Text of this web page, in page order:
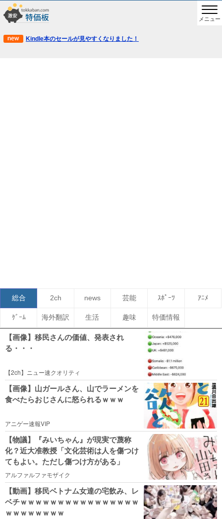
メニュー
Kindle本のセールが見やすくなりました！
総合 2ch news 芸能 ｽﾎﾟｰﾂ ｱﾆﾒ
ｹﾞｰﾑ 海外翻訳 生活 趣味 特価情報
【画像】移民さんの価値、発表され
る・・・
【2ch】ニュー速クオリティ
【画像】山ガールさん、山でラーメンを
食べたらおじさんに怒られるｗｗｗ
アニゲー速報VIP
【物議】『みいちゃん』が現実で蔑称
化？近大准教授「文化芸術は人を傷つけ
てもよい。ただし傷つけ方がある」
アルファルファモザイク
【動画】移民ベトナム女達の宅飲み、レ
ベチｗｗｗｗｗｗｗｗｗｗｗｗｗｗｗｗ
ｗｗｗｗｗｗｗｗ